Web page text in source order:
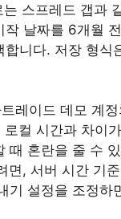
스프레드 갭과
날짜를 6개월
니다. 저장 형식
레이드 데모 계
컬 시간과 차이
때 혼란을 줄 수
, 서버 시간 기
기 설정을 조정하